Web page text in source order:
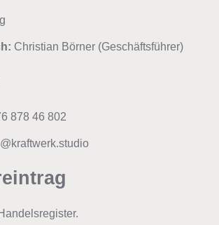
Christian Börner (Geschäftsführer)
878 46 802